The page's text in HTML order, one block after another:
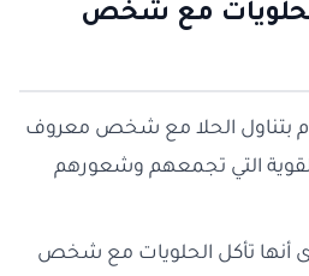
مع شخص
بتناول الحلا مع شخص معروف
القوية التي تجمعهم وشعورهم
ترى أنها تأكل الحلويات مع شخص